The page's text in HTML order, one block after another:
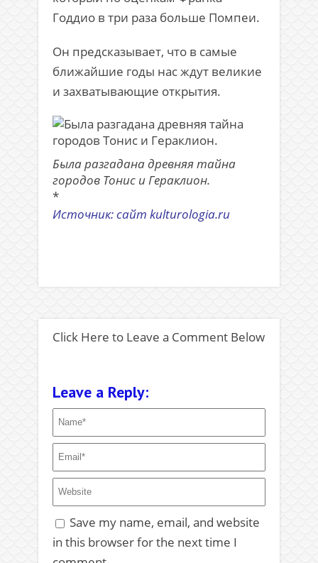
Годдио в три раза больше Помпеи.
Он предсказывает, что в самые
ближайшие годы нас ждут великие
и захватывающие открытия.
Была разгадана древняя тайна
городов Тонис и Гераклион.
*
Источник: сайт kulturologia.ru
Click Here to Leave a Comment Below
Leave a Reply:
Save my name, email, and website
in this browser for the next time I